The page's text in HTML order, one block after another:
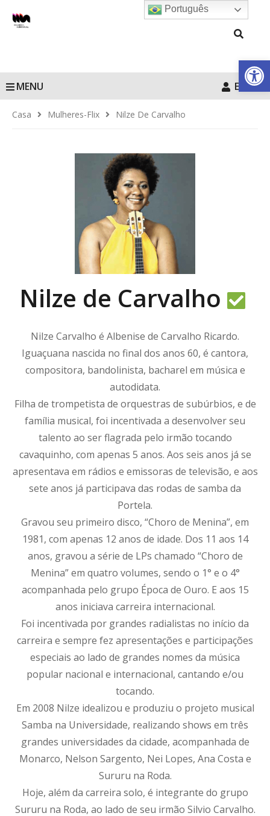
Barra de
MENU Entrar
Casa Mulheres-Flix Nilze De Carvalho
Nilze de Carvalho
Nilze Carvalho é Albenise de Carvalho Ricardo.
Iguaçuana nascida no final dos anos 60, é cantora,
compositora, bandolinista, bacharel em música e
autodidata.
Filha de trompetista de orquestras de subúrbios, e de
família musical, foi incentivada a desenvolver seu
talento ao ser flagrada pelo irmão tocando
cavaquinho, com apenas 5 anos. Aos seis anos já se
apresentava em rádios e emissoras de televisão, e aos
sete anos já participava das rodas de samba da
Portela.
Gravou seu primeiro disco, “Choro de Menina”, em
1981, com apenas 12 anos de idade. Dos 11 aos 14
anos, gravou a série de LPs chamado “Choro de
Menina” em quatro volumes, sendo o 1° e o 4°
acompanhada pelo grupo Época de Ouro. E aos 15
anos iniciava carreira internacional.
Foi incentivada por grandes radialistas no início da
carreira e sempre fez apresentações e participações
especiais ao lado de grandes nomes da música
popular nacional e internacional, cantando e/ou
tocando.
Em 2008 Nilze idealizou e produziu o projeto musical
Samba na Universidade, realizando shows em três
grandes universidades da cidade, acompanhada de
Monarco, Nelson Sargento, Nei Lopes, Ana Costa e
Sururu na Roda.
Hoje, além da carreira solo, é integrante do grupo
Sururu na Roda, ao lado de seu irmão Silvio Carvalho.
Português